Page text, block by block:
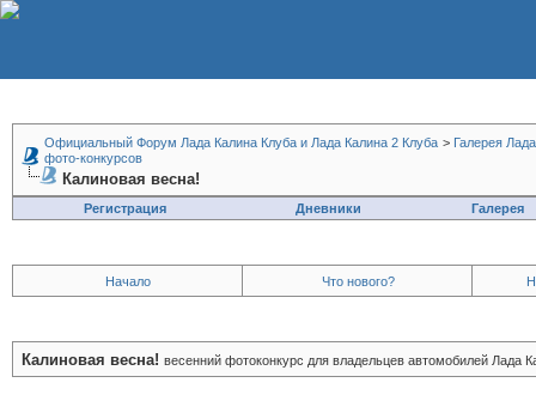
Официальный Форум Лада Калина Клуба и Лада Калина 2 Клуба > Галерея
фото-конкурсов
Калиновая весна!
Регистрация Дневники Галерея
Начало Что нового?
Калиновая весна! весенний фотоконкурс для владельцев автомобилей Лада